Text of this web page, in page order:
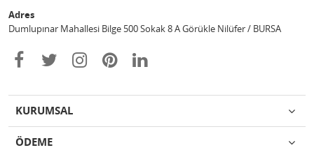
Adres
Dumlupınar Mahallesi Bilge 500 Sokak 8 A Görükle Nilüfer / BURSA
KURUMSAL
ÖDEME